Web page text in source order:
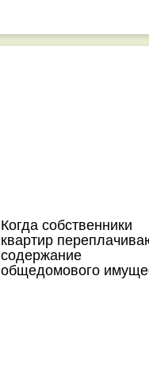
Когда собственники
квартир
содержание
общедомового